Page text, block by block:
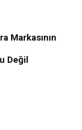
Markasının
Değil